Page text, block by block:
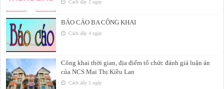
Cách đây 2 ngày
BÁO CÁO BA CÔNG KHAI
Cách đây 4 ngày
Công khai thời gian, địa điểm tổ chức đánh giá luận án
của NCS Mai Thị Kiều Lan
Cách đây 5 ngày